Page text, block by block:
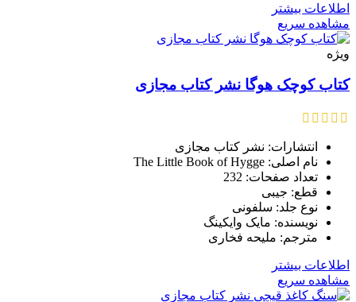
اطلاعات بیشتر
مشاهده سریع
ویژه
کتاب کوچک هوگا نشر کتاب مجازی
انتشارات: نشر کتاب مجازی
نام اصلی: The Little Book of Hygge
تعداد صفحات: 232
قطع: جیبی
نوع جلد: سلفونی
نویسنده: مایک وایکینگ
مترجم: ملیحه فخاری
اطلاعات بیشتر
مشاهده سریع